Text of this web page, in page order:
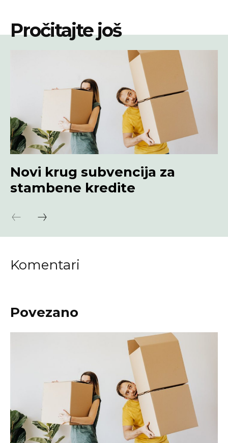
Pročitajte još
Novi krug subvencija za
stambene kredite
Komentari
Povezano